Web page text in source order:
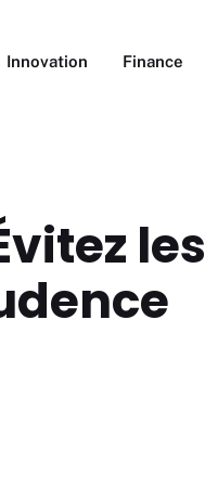
Innovation Finance
les